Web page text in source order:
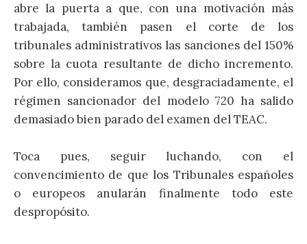
abre la puerta a que, con una motivación más
trabajada, también pasen el corte de los
tribunales administrativos las sanciones del 150%
sobre la cuota resultante de dicho incremento.
Por ello, consideramos que, desgraciadamente, el
régimen sancionador del modelo 720 ha salido
demasiado bien parado del examen del TEAC.
Toca pues, seguir luchando, con el
convencimiento de que los Tribunales españoles
o europeos anularán finalmente todo este
despropósito.